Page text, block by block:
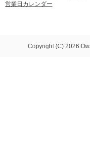
営業日カレンダー
Copyright (C) 2026